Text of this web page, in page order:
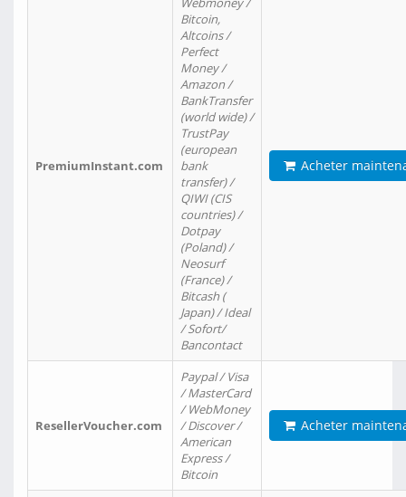
PremiumInstant.com
Bitcoin,
Altcoins /
Perfect
Money /
Amazon /
BankTransfer
(world wide) /
TrustPay
(european
bank
transfer) /
QIWI (CIS
countries) /
Dotpay
(Poland) /
Neosurf
(France) /
Bitcash (
Japan) / Ideal
/ Sofort/
Bancontact
Acheter
ResellerVoucher.com
Paypal / Visa
/ MasterCard
/ WebMoney
/ Discover /
American
Express /
Bitcoin
Acheter